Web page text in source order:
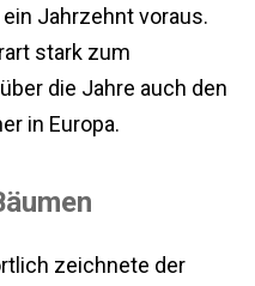
Jahrzehnt voraus.
stark zum
die Jahre auch den
in Europa.
zeichnete der